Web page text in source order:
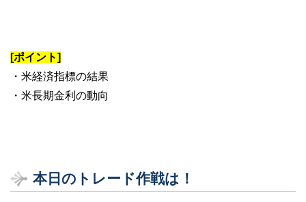
[ポイント]
・米経済指標の結果
・米長期金利の動向
本日のトレード作戦は！